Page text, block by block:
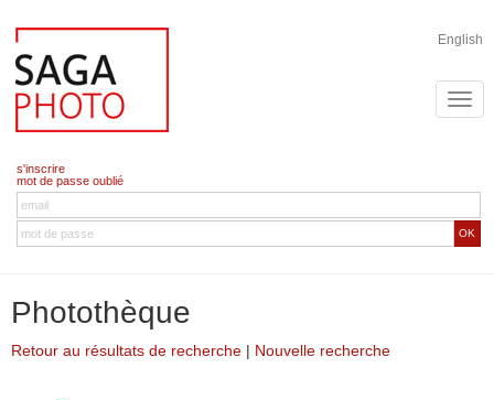
English
s'inscrire
mot de passe oublié
OK
Photothèque
Retour au résultats de recherche | Nouvelle recherche